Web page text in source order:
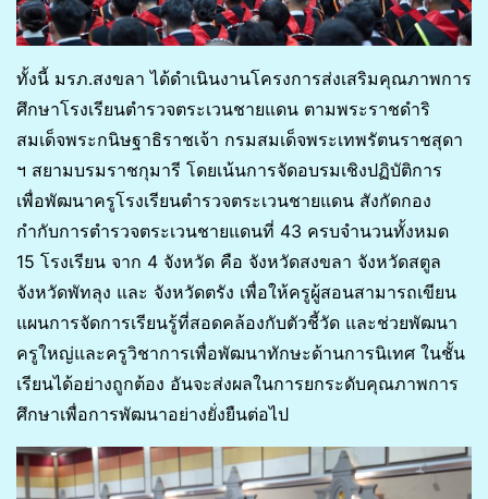
ทั้งนี้ มรภ.สงขลา ได้ดำเนินงานโครงการส่งเสริมคุณภาพการ
ศึกษาโรงเรียนตำรวจตระเวนชายแดน ตามพระราชดำริ
สมเด็จพระกนิษฐาธิราชเจ้า กรมสมเด็จพระเทพรัตนราชสุดา
ฯ สยามบรมราชกุมารี โดยเน้นการจัดอบรมเชิงปฏิบัติการ
เพื่อพัฒนาครูโรงเรียนตำรวจตระเวนชายแดน สังกัดกอง
กำกับการตำรวจตระเวนชายแดนที่ 43 ครบจำนวนทั้งหมด
15 โรงเรียน จาก 4 จังหวัด คือ จังหวัดสงขลา จังหวัดสตูล
จังหวัดพัทลุง และ จังหวัดตรัง เพื่อให้ครูผู้สอนสามารถเขียน
แผนการจัดการเรียนรู้ที่สอดคล้องกับตัวชี้วัด และช่วยพัฒนา
ครูใหญ่และครูวิชาการเพื่อพัฒนาทักษะด้านการนิเทศ ในชั้น
เรียนได้อย่างถูกต้อง อันจะส่งผลในการยกระดับคุณภาพการ
ศึกษาเพื่อการพัฒนาอย่างยั่งยืนต่อไป